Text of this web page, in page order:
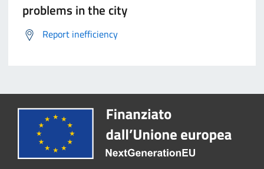
problems in the city
Report inefficiency